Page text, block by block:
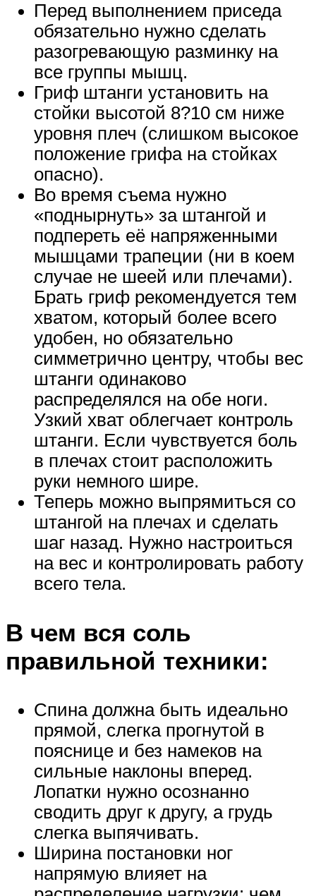
Перед выполнением приседа
обязательно нужно сделать
разогревающую разминку на
все группы мышц.
Гриф штанги установить на
стойки высотой 8?10 см ниже
уровня плеч (слишком высокое
положение грифа на стойках
опасно).
Во время съема нужно
«поднырнуть» за штангой и
подпереть её напряженными
мышцами трапеции (ни в коем
случае не шеей или плечами).
Брать гриф рекомендуется тем
хватом, который более всего
удобен, но обязательно
симметрично центру, чтобы вес
штанги одинаково
распределялся на обе ноги.
Узкий хват облегчает контроль
штанги. Если чувствуется боль
в плечах стоит расположить
руки немного шире.
Теперь можно выпрямиться со
штангой на плечах и сделать
шаг назад. Нужно настроиться
на вес и контролировать работу
всего тела.
В чем вся соль
правильной техники:
Спина должна быть идеально
прямой, слегка прогнутой в
пояснице и без намеков на
сильные наклоны вперед.
Лопатки нужно осознанно
сводить друг к другу, а грудь
слегка выпячивать.
Ширина постановки ног
напрямую влияет на